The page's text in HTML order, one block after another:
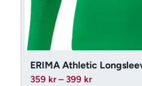
ERIMA Athletic
359 kr – 399 krPrisintervall: